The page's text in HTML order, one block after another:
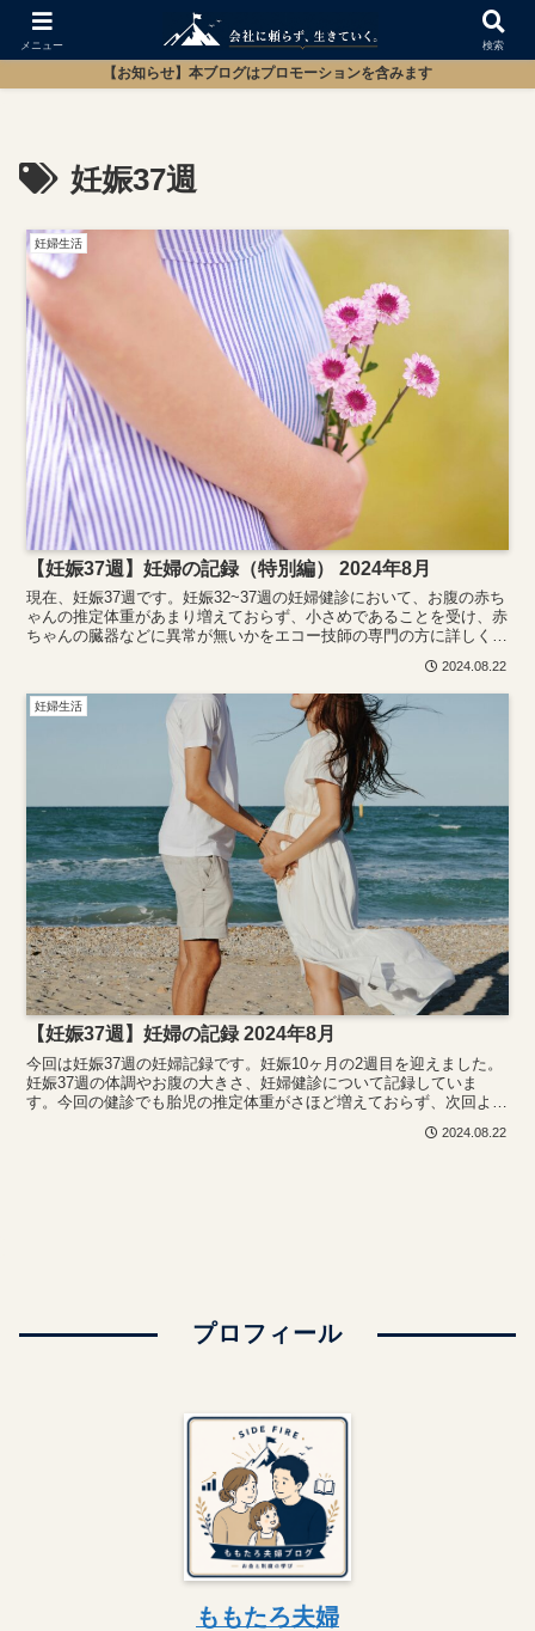
【お知らせ】本ブログはプロモーションを含みます
妊娠37週
妊婦生活
【妊娠37週】妊婦の記録（特別編） 2024年8月
現在、妊娠37週です。妊娠32~37週の妊婦健診において、お腹の赤ち
ゃんの推定体重があまり増えておらず、小さめであることを受け、赤
ちゃんの臓器などに異常が無いかをエコー技師の専門の方に詳しく検
2024.08.22
妊婦生活
【妊娠37週】妊婦の記録 2024年8月
今回は妊娠37週の妊婦記録です。妊娠10ヶ月の2週目を迎えました。
妊娠37週の体調やお腹の大きさ、妊婦健診について記録していま
す。今回の健診でも胎児の推定体重がさほど増えておらず、次回より
2024.08.22
プロフィール
ももたろ夫婦
メニュー 検索